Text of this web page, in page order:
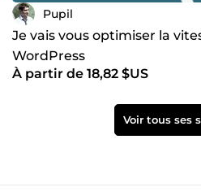
Pupil
Je vais vous optimiser la
WordPress
À partir de 18,82 $US
Voir tous ses